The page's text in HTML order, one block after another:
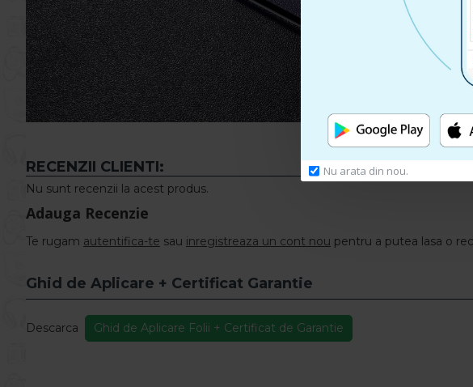
Nu arata din nou.
RECENZII CLIENTI:
Nu sunt recenzii la acest produs.
Adauga Recenzie
Te rugam autentifica-te sau inregistreaza un cont nou pentru a putea lasa o
Ghid de Aplicare + Certificat Garantie
Descarca Ghid de Aplicare Folii + Certificat de Garantie